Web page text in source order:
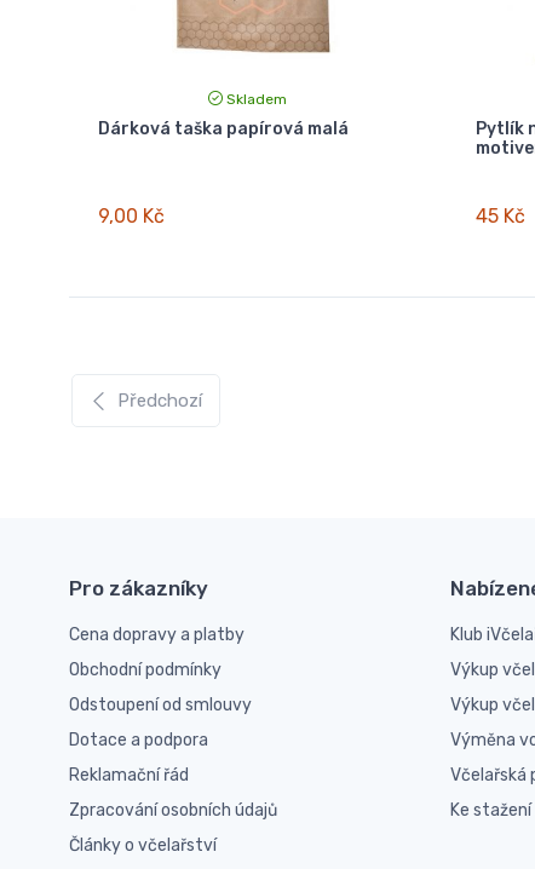
Skladem
Dárková taška papírová malá
9,00 Kč
Pytlík
45 Kč
Předchozí
Pro zákazníky
Cena dopravy a platby
Obchodní podmínky
Odstoupení od smlouvy
Dotace a podpora
Reklamační řád
Zpracování osobních údajů
Články o včelařství
Klub
Výkup
Výkup
Výměna
Včelařská
Ke stažení